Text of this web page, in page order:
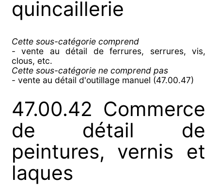
quincaillerie
Cette sous-catégorie comprend
- vente au détail de ferrures, serrures, vis,
clous, etc.
Cette sous-catégorie ne comprend pas
- vente au détail d'outillage manuel (47.00.47)
47.00.42 Commerce
de détail de
peintures, vernis et
laques